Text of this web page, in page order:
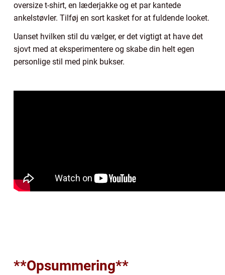
oversize t-shirt, en læderjakke og et par kantede
ankelstøvler. Tilføj en sort kasket for at fuldende looket.
Uanset hvilken stil du vælger, er det vigtigt at have det
sjovt med at eksperimentere og skabe din helt egen
personlige stil med pink bukser.
**Opsummering**